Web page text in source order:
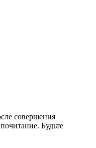
совершения
Будьте